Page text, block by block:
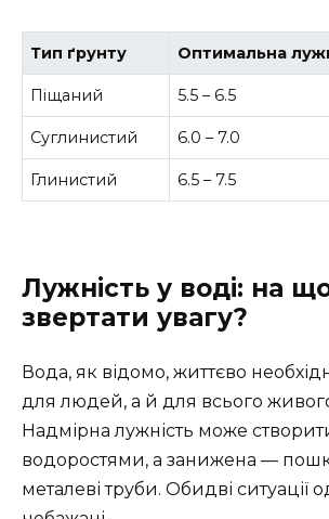
Тип ґрунту Оптимальна
Піщаний 5.5 – 6.5
Суглинистий 6.0 – 7.0
Глинистий 6.5 – 7.5
Лужність у воді: на
звертати увагу?
Вода, як відомо, життєво
для людей, а й для всього
Надмірна лужність може
водоростями, а занижена —
металеві труби. Обидві ситуації